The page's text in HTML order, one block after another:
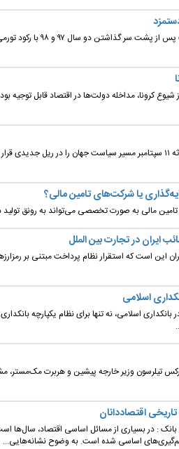
نمایه بانک : در
کرونا، مداخله دولت‌ها در اقتصاد قابل
نمایه بانک : همان‌گونه که حادثه ۱۱ سپتامبر مسیر سیاست جهان
یا شرکت‌های تامین مالی؟
مالی به صورت تخصصی می‌تواند به رونق
ایران در تجارت بین‌ الملل
این است که استقرار نظام پرداخت مبتنی بر
اسلامی
بانکداری اسلامی، نه تنها برای نظام یکپارچه
تیلرسون وزیر خارجه پیشین و هربرت مک‌مستر،
اقتصاددانان
بانک : در بسیاری از مسائل اساسی اقتصاد، سال‌ها
اساسی شده است. به وضوح نشانه‌هایی...